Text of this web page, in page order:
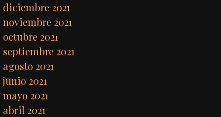
diciembre 2021
noviembre 2021
octubre 2021
septiembre 2021
agosto 2021
junio 2021
mayo 2021
abril 2021